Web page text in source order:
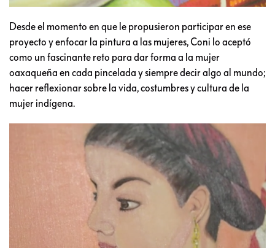
Desde el momento en que le propusieron participar en ese
proyecto y enfocar la pintura a las mujeres, Coni lo aceptó
como un fascinante reto para dar forma a la mujer
oaxaqueña en cada pincelada y siempre decir algo al mundo;
hacer reflexionar sobre la vida, costumbres y cultura de la
mujer indígena.